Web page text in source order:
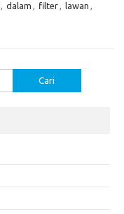
, dalam , filter, lawan ,